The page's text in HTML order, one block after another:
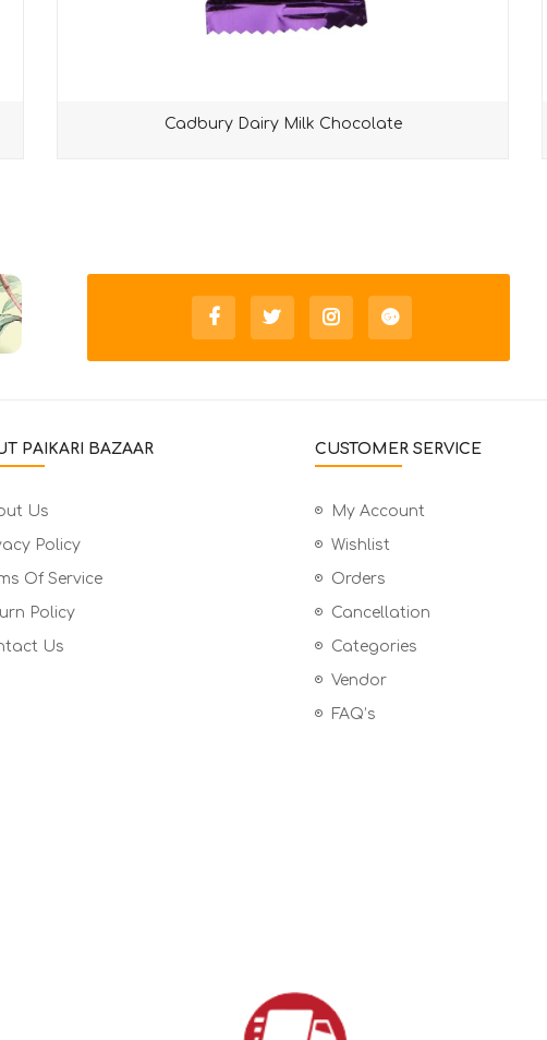
Cadbury Dairy Milk Chocolate
PAIKARI BAZAAR
Us
Policy
Of Service
Policy
Us
CUSTOMER SERVICE
My Account
Wishlist
Orders
Cancellation
Categories
Vendor
FAQ’s